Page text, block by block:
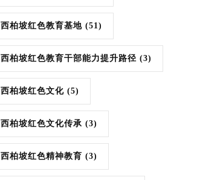
西柏坡红色教育基地 (51)
西柏坡红色教育干部能力提升路径 (3)
西柏坡红色文化 (5)
西柏坡红色文化传承 (3)
西柏坡红色精神教育 (3)